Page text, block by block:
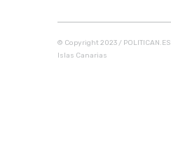
© Copyright 2023 / POLITICAN.ES
Islas Canarias